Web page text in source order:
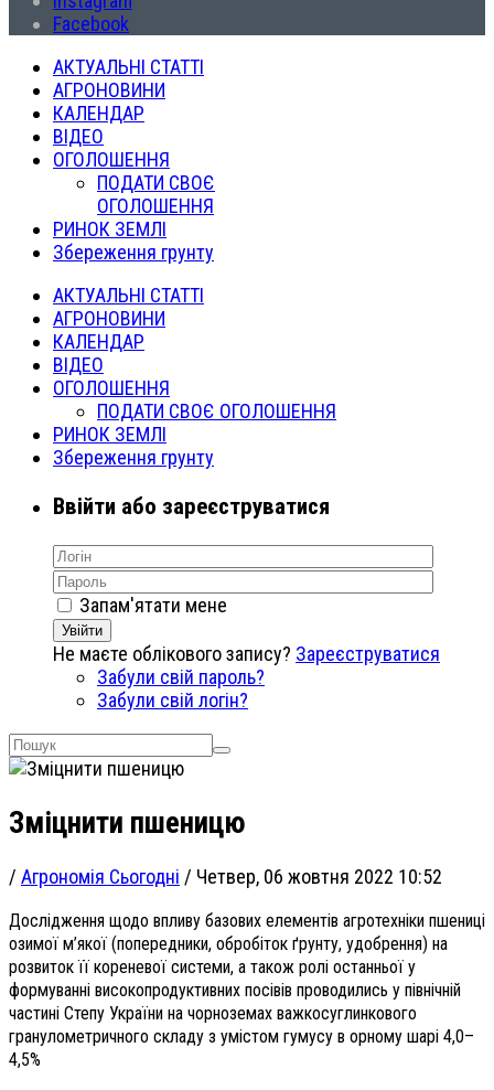
Facebook
АКТУАЛЬНІ СТАТТІ
АГРОНОВИНИ
КАЛЕНДАР
ВІДЕО
ОГОЛОШЕННЯ
ПОДАТИ СВОЄ
ОГОЛОШЕННЯ
РИНОК ЗЕМЛІ
Збереження грунту
АКТУАЛЬНІ СТАТТІ
АГРОНОВИНИ
КАЛЕНДАР
ВІДЕО
ОГОЛОШЕННЯ
ПОДАТИ СВОЄ ОГОЛОШЕННЯ
РИНОК ЗЕМЛІ
Збереження грунту
Ввійти або зареєструватися
Запам'ятати мене
Увійти
Не маєте облікового запису? Зареєструватися
Забули свій пароль?
Забули свій логін?
Зміцнити пшеницю
/ Агрономія Сьогодні / Четвер, 06 жовтня 2022 10:52
Дослідження щодо впливу базових елементів агротехніки пшениці
озимої м’якої (попередники, обробіток ґрунту, удобрення) на
розвиток її кореневої системи, а також ролі останньої у
формуванні високопродуктивних посівів проводились у північній
частині Степу України на чорноземах важкосуглинкового
гранулометричного складу з умістом гумусу в орному шарі 4,0–
4,5%